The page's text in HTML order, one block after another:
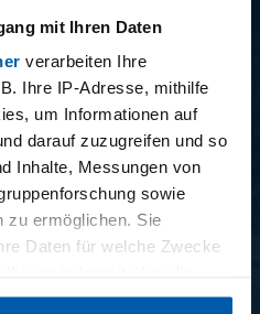
mit Ihren Daten
verarbeiten Ihre
Ihre IP-Adresse, mithilfe
um Informationen auf
darauf zuzugreifen und so
Inhalte, Messungen von
sowie
zu ermöglichen. Sie
Daten für welche Zwecke
Klicken auf das Privacy
2025/2026